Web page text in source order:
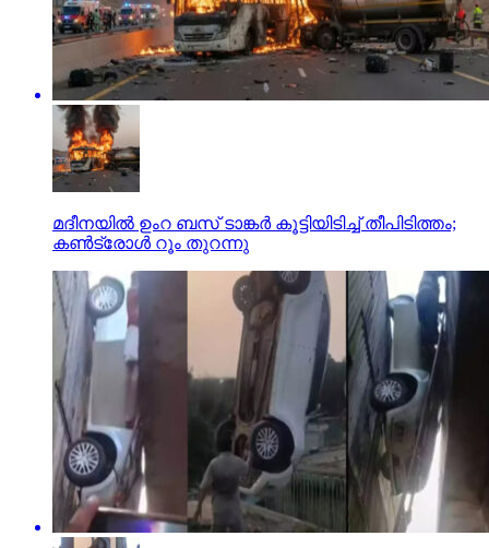
മദീനയില്‍ ഉംറ ബസ് ടാങ്കര്‍ കൂട്ടിയിടിച്ച് തീപിടിത്തം;
കണ്‍ട്രോള്‍ റൂം തുറന്നു